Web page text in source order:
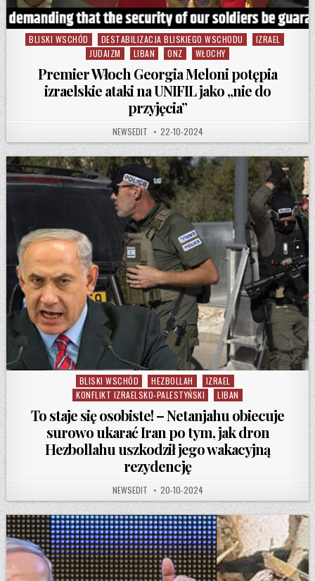
Posted in
BLISKI WSCHÓD DESTABILIZACJA BLISKIEGO WSCHODU
IZRAEL
JUDAIZM
LIBAN ONZ WŁOCHY
Premier Włoch Georgia Meloni potępia
izraelskie ataki na UNIFIL jako „nie do
przyjęcia”
AUTHOR:
NEWSEDIT PUBLISHED DATE:
22-10-2024
Posted in
BLISKI WSCHÓD HEZBOLLAH
IZRAEL
KONFLIKT IZRAELSKO-PALESTYŃSKI
LIBAN
To staje się osobiste! – Netanjahu obiecuje
surowo ukarać Iran po tym, jak dron
Hezbollahu uszkodził jego wakacyjną
rezydencję
AUTHOR:
NEWSEDIT PUBLISHED DATE:
20-10-2024